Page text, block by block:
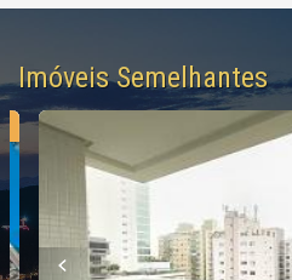
Imóveis Semelhantes